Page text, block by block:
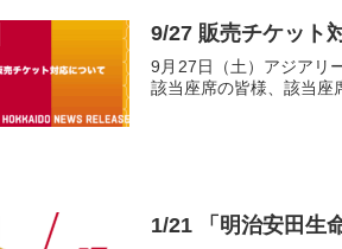
9/27 販売チケット
9月27日（土）アジアリ
該当座席の皆様、該当座
1/21 「明治安田生